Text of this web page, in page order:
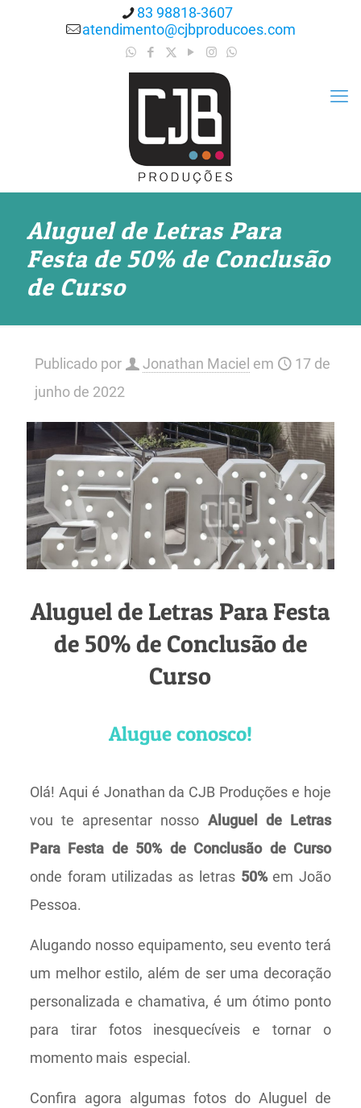
83 98818-3607
atendimento@cjbproducoes.com
Aluguel de Letras Para
Festa de 50% de Conclusão
de Curso
Publicado por Jonathan Maciel em
17 de
junho de 2022
Aluguel de Letras Para Festa
de 50% de Conclusão de
Curso
Alugue conosco!
Olá! Aqui é Jonathan da CJB Produções e hoje
vou te apresentar nosso Aluguel de Letras
Para Festa de 50% de Conclusão de Curso
onde foram utilizadas as letras 50%em João
Pessoa.
Alugando nosso equipamento, seu evento terá
um melhor estilo, além de ser uma decoração
personalizada e chamativa, é um ótimo ponto
para tirar fotos inesquecíveis e tornar o
momento mais especial.
Confira agora algumas fotos do Aluguel de